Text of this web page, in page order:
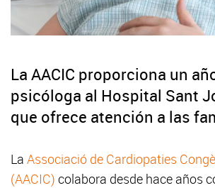
La AACIC proporciona un
psicóloga al Hospital Sant
que ofrece atención a las
La Associació de Cardiopaties
(AACIC) colabora desde hace años